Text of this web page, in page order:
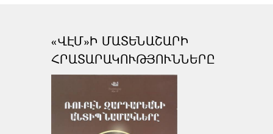
«ՎԷՄ»Ի ՄԱՏԵՆԱՇԱՐԻ
ՀՐԱՏԱՐԱԿՈՒԹՅՈՒՆՆԵՐԸ